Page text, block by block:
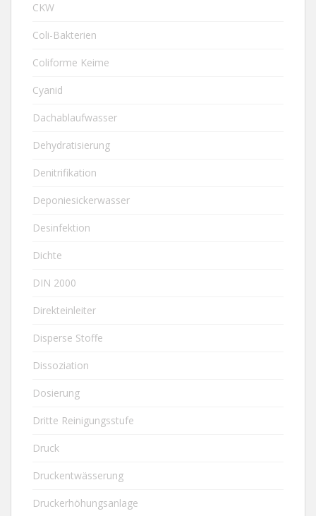
CKW
Coli-Bakterien
Coliforme Keime
Cyanid
Dachablaufwasser
Dehydratisierung
Denitrifikation
Deponiesickerwasser
Desinfektion
Dichte
DIN 2000
Direkteinleiter
Disperse Stoffe
Dissoziation
Dosierung
Dritte Reinigungsstufe
Druck
Druckentwässerung
Druckerhöhungsanlage